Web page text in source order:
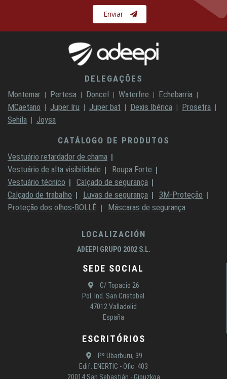
Enviar
DELEGAÇÕES
Montemar
Pertesa Doncel Waterfire
Echebarria
MCaetano
Juper Iru Juper bat Dexis Ibérica
Prosetra
Sehila
Joysa
CATÁLOGO DE PRODUTOS
Vestuário retardador de chama
Vestuário de alta visibilidade
Roupa Forte
Vestuário técnico
Calçado de segurança
Calçado de trabalho
Luvas de segurança
3M-Proteção
Proteção dos olhos-BOLLÉ
Máscaras de segurança
LOCALIZACIÓN
ADEEPI GRUPO 2002 S.L.
SEDE SOCIAL
C/ Topacio 26
Pol. Ind. San Cristobal
47012 Valladolid
España
ESCRITÓRIOS
Pº Ubarburu, 39
Edif. ENERTIC - Ofic. 403
20014 San Sebastián - Gipuzkoa